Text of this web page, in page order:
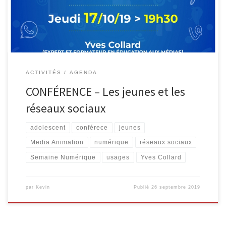
comprendre les jeunes et les adolescents, leurs usages d’Internet,
des smartphones et des […]
ACTIVITÉS AGENDA
CONFÉRENCE – Les jeunes et les
réseaux sociaux
adolescent conférece jeunes
Media Animation numérique réseaux sociaux
Semaine Numérique usages Yves Collard
par Kevin Publié 26 septembre 2019